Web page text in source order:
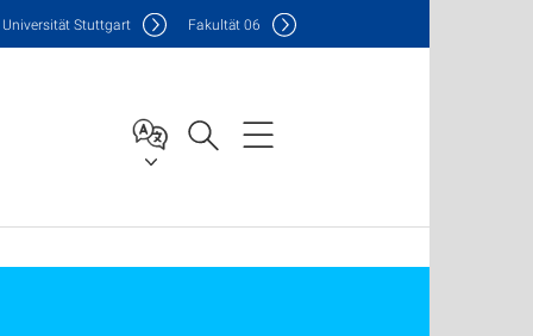
Universität Stuttgart Fakultät06